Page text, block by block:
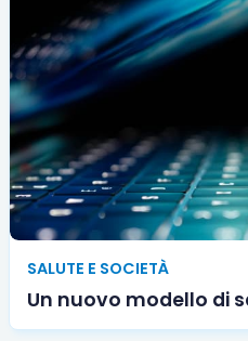
SALUTE E SOCIETÀ
Un nuovo modello di